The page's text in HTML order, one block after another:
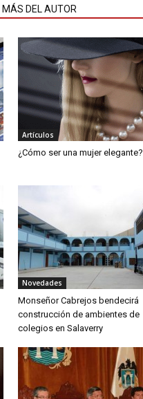
MÁS DEL AUTOR
Artículos
¿Cómo ser una mujer elegante?
Novedades
Monseñor Cabrejos bendecirá
construcción de ambientes de
colegios en Salaverry